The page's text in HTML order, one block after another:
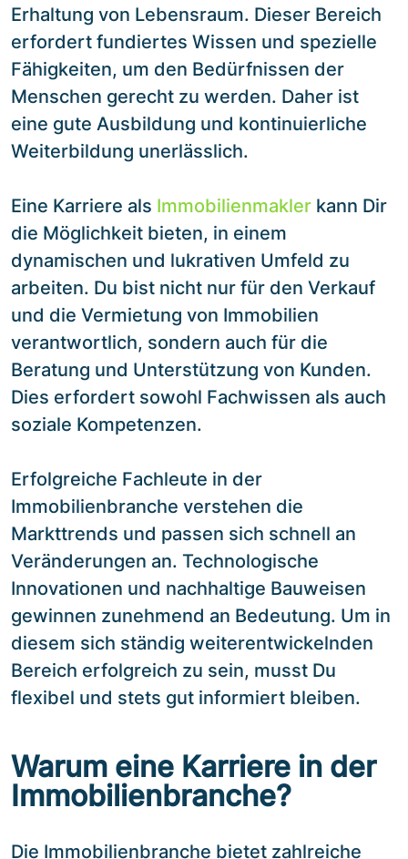
Erhaltung von Lebensraum. Dieser Bereich
erfordert fundiertes Wissen und spezielle
Fähigkeiten, um den Bedürfnissen der
Menschen gerecht zu werden. Daher ist
eine gute Ausbildung und kontinuierliche
Weiterbildung unerlässlich.
Eine Karriere als Immobilienmakler kann Dir
die Möglichkeit bieten, in einem
dynamischen und lukrativen Umfeld zu
arbeiten. Du bist nicht nur für den Verkauf
und die Vermietung von Immobilien
verantwortlich, sondern auch für die
Beratung und Unterstützung von Kunden.
Dies erfordert sowohl Fachwissen als auch
soziale Kompetenzen.
Erfolgreiche Fachleute in der
Immobilienbranche verstehen die
Markttrends und passen sich schnell an
Veränderungen an. Technologische
Innovationen und nachhaltige Bauweisen
gewinnen zunehmend an Bedeutung. Um in
diesem sich ständig weiterentwickelnden
Bereich erfolgreich zu sein, musst Du
flexibel und stets gut informiert bleiben.
Warum eine Karriere in der
Immobilienbranche?
Die Immobilienbranche bietet zahlreiche